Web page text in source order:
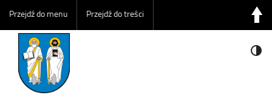
Przejdź do menu Przejdź do treści